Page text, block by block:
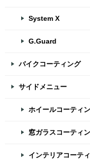
System X
G.Guard
バイクコーティング
サイドメニュー
ホイールコーティ
窓ガラスコーティ
インテリアコーテ